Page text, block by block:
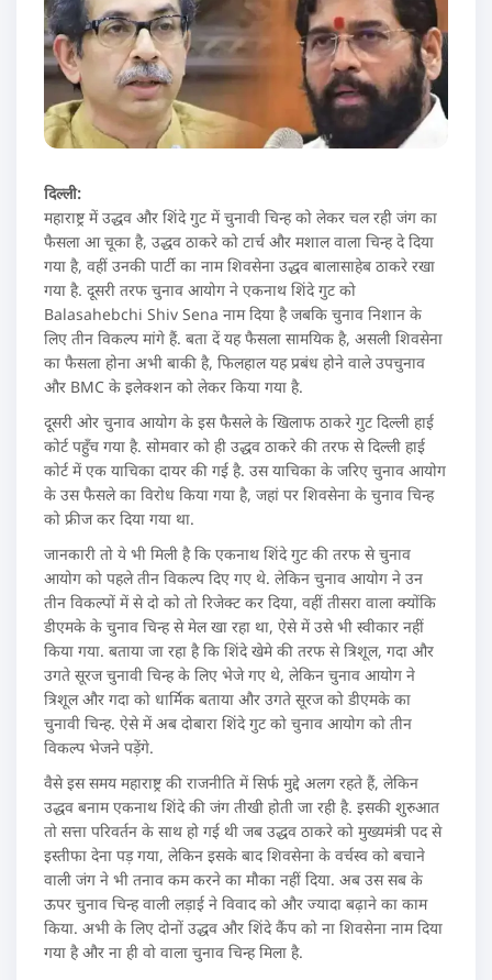
दिल्ली:
महाराष्ट्र में उद्धव और शिंदे गुट में चुनावी चिन्ह को लेकर चल रही जंग का
फैसला आ चूका है, उद्धव ठाकरे को टार्च और मशाल वाला चिन्ह दे दिया
गया है, वहीं उनकी पार्टी का नाम शिवसेना उद्धव बालासाहेब ठाकरे रखा
गया है. दूसरी तरफ चुनाव आयोग ने एकनाथ शिंदे गुट को
Balasahebchi Shiv Sena नाम दिया है जबकि चुनाव निशान के
लिए तीन विकल्प मांगे हैं. बता दें यह फैसला सामयिक है, असली शिवसेना
का फैसला होना अभी बाकी है, फिलहाल यह प्रबंध होने वाले उपचुनाव
और BMC के इलेक्शन को लेकर किया गया है.
दूसरी ओर चुनाव आयोग के इस फैसले के खिलाफ ठाकरे गुट दिल्ली हाई
कोर्ट पहुँच गया है. सोमवार को ही उद्धव ठाकरे की तरफ से दिल्ली हाई
कोर्ट में एक याचिका दायर की गई है. उस याचिका के जरिए चुनाव आयोग
के उस फैसले का विरोध किया गया है, जहां पर शिवसेना के चुनाव चिन्ह
को फ्रीज कर दिया गया था.
जानकारी तो ये भी मिली है कि एकनाथ शिंदे गुट की तरफ से चुनाव
आयोग को पहले तीन विकल्प दिए गए थे. लेकिन चुनाव आयोग ने उन
तीन विकल्पों में से दो को तो रिजेक्ट कर दिया, वहीं तीसरा वाला क्योंकि
डीएमके के चुनाव चिन्ह से मेल खा रहा था, ऐसे में उसे भी स्वीकार नहीं
किया गया. बताया जा रहा है कि शिंदे खेमे की तरफ से त्रिशूल, गदा और
उगते सूरज चुनावी चिन्ह के लिए भेजे गए थे, लेकिन चुनाव आयोग ने
त्रिशूल और गदा को धार्मिक बताया और उगते सूरज को डीएमके का
चुनावी चिन्ह. ऐसे में अब दोबारा शिंदे गुट को चुनाव आयोग को तीन
विकल्प भेजने पड़ेंगे.
वैसे इस समय महाराष्ट्र की राजनीति में सिर्फ मुद्दे अलग रहते हैं, लेकिन
उद्धव बनाम एकनाथ शिंदे की जंग तीखी होती जा रही है. इसकी शुरुआत
तो सत्ता परिवर्तन के साथ हो गई थी जब उद्धव ठाकरे को मुख्यमंत्री पद से
इस्तीफा देना पड़ गया, लेकिन इसके बाद शिवसेना के वर्चस्व को बचाने
वाली जंग ने भी तनाव कम करने का मौका नहीं दिया. अब उस सब के
ऊपर चुनाव चिन्ह वाली लड़ाई ने विवाद को और ज्यादा बढ़ाने का काम
किया. अभी के लिए दोनों उद्धव और शिंदे कैंप को ना शिवसेना नाम दिया
गया है और ना ही वो वाला चुनाव चिन्ह मिला है.